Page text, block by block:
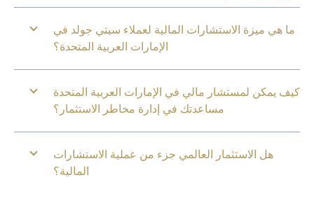
ما هي ميزة الاستشارات المالية لعملاء سيتي جولد في
الإمارات العربية المتحدة؟
كيف يمكن لمستشار مالي في الإمارات العربية المتحدة
مساعدتك في إدارة مخاطر الاستثمار؟
هل الاستثمار العالمي جزء من عملية الاستشارات
المالية؟